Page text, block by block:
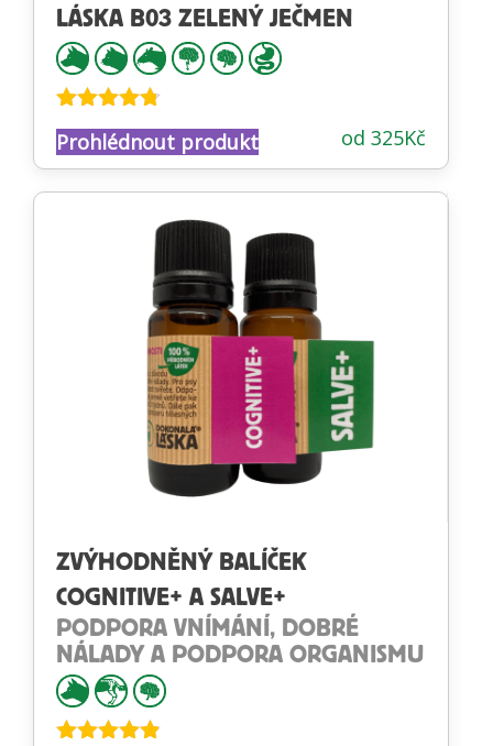
LÁSKA B03 ZELENÝ JEČMEN
Hodnocení
4.67z 5 od 325Kč
Prohlédnout produkt
ZVÝHODNĚNÝ BALÍČEK
COGNITIVE+ A SALVE+
PODPORA VNÍMÁNÍ, DOBRÉ
NÁLADY A PODPORA ORGANISMU